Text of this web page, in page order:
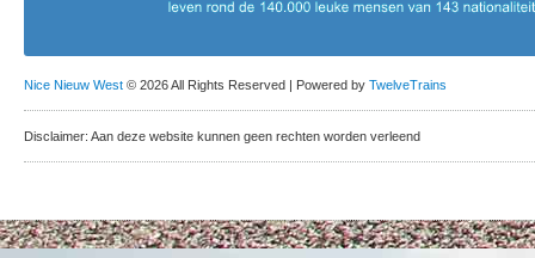
Nice Nieuw West © 2026 All Rights Reserved | Powered by TwelveTrains
Disclaimer: Aan deze website kunnen geen rechten worden verleend